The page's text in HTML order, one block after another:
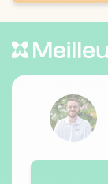
18Br
ROI
Chauffage
Nombre